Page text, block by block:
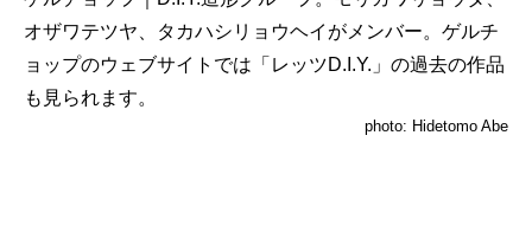
オザワテツヤ、タカハシリョウヘイがメンバー。ゲルチ
ョップのウェブサイトでは「レッツD.I.Y.」の過去の作品
も見られます。
photo: Hidetomo Abe